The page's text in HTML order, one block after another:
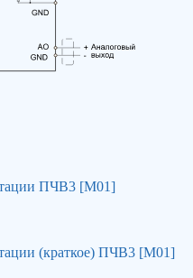
ПЧВ3 [М01]
(краткое) ПЧВ3 [М01]